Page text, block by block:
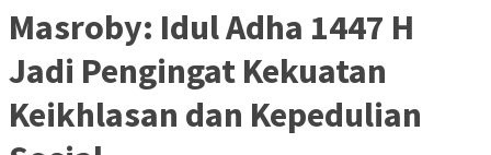
Masroby: Idul Adha 1447 H
Jadi Pengingat Kekuatan
Keikhlasan dan Kepedulian